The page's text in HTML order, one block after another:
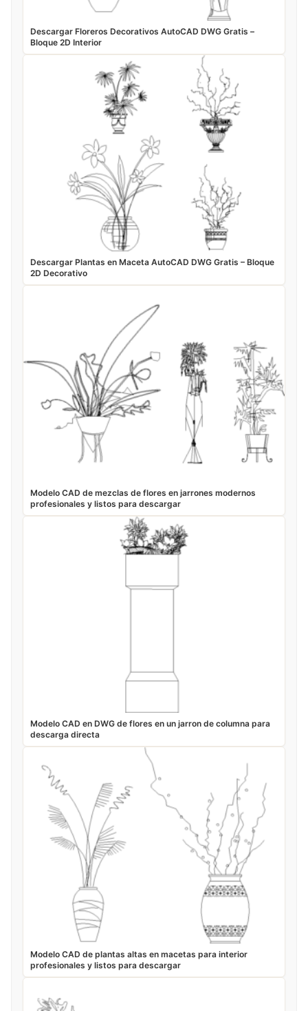
Descargar Floreros Decorativos AutoCAD DWG Gratis –
Bloque 2D Interior
Descargar Plantas en Maceta AutoCAD DWG Gratis – Bloque
2D Decorativo
Modelo CAD de mezclas de flores en jarrones modernos
profesionales y listos para descargar
Modelo CAD en DWG de flores en un jarron de columna para
descarga directa
Modelo CAD de plantas altas en macetas para interior
profesionales y listos para descargar